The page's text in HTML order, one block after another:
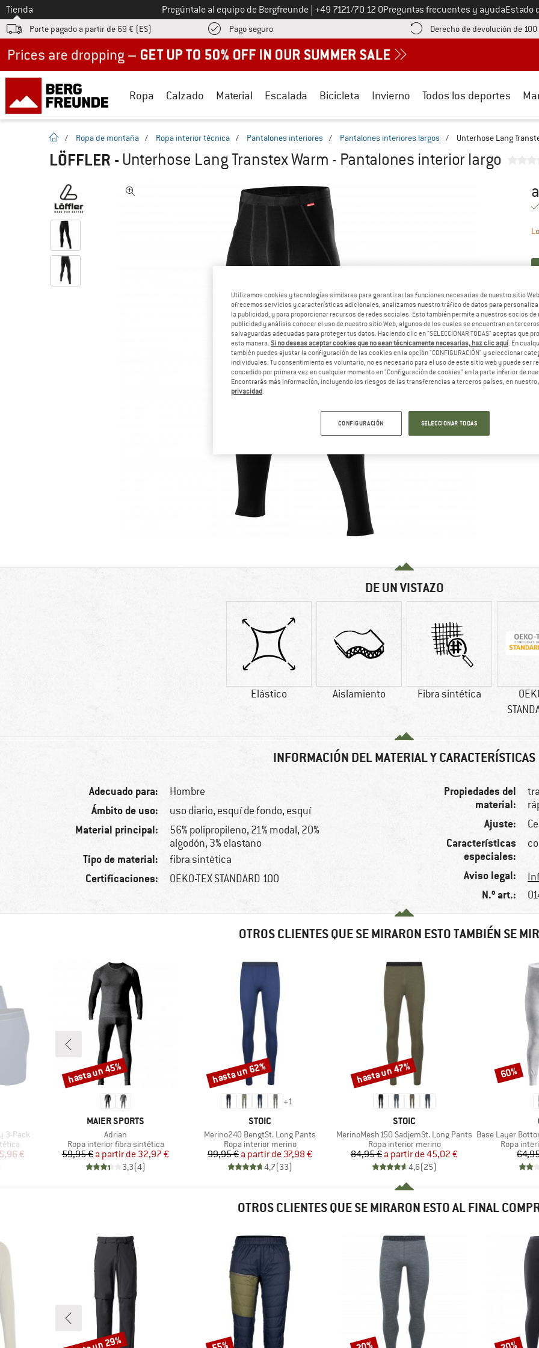
A la
Tienda Pregúntale al equipo de Bergfreunde Llámenos al
+49 7121/70 12 0Preguntas frecuentes y ayudaEstado
Porte pagado a partir de 69 € (ES) Pago seguro¡encuentre información sobre el pago aquí! Se abre en una ventana de
Derecho de devolución de
Ropa Calzado Material Escalada Bicicleta Invierno Todos los deportes
la pagina de inicio
/ Ropa de montaña / Ropa interior técnica / Pantalones interiores / Pantalones interiores largos / Unterhose Lang
LÖFFLER - Unterhose Lang Transtex Warm - Pantalones interior largo
DE UN VISTAZO
Elástico Aislamiento Fibra sintética
INFORMACIÓN DEL MATERIAL Y CARACTERÍSTICAS
Adecuado para: Hombre
Ámbito de uso: uso diario, esquí de fondo, esquí
Material principal:
56% polipropileno, 21% modal, 20%
algodón, 3% elastano
Tipo de material: fibra sintética
Certificaciones: OEKO-TEX STANDARD 100
Propiedades del
material:
Ajuste:
Características
especiales:
Aviso legal:
N.º art.:
OTROS CLIENTES QUE SE MIRARON ESTO TAMBIÉN SE
3-Pack
€
MARCA
MAIER SPORTS
Artículo
Adrian
Product group
Ropa interior fibra sintética
Precio
59,95 € Precio reducido
a partir de 32,97 €
3,3(4)
Descuento
hasta un 45%
+1
MARCA
STOIC
Artículo
Merino240 BengtSt. Long Pants
Product group
Ropa interior merino
Precio
99,95 € Precio reducido
a partir de 37,98 €
4,7(33)
Descuento
hasta un 62%
MARCA
STOIC
Artículo
MerinoMesh150 SadjemSt. Long Pants
Product group
Ropa interior merino
Precio
84,95 € Precio reducido
a partir de45,02 €
4,6(25)
Descuento
hasta un 47%
Artículo
Base Layer Bottom
Product
Ropa
Descuento
60%
OTROS CLIENTES QUE SE MIRARON ESTO AL FINAL
Descuento Descuento Descuento Descuento
Utilizamos cookies y tecnologías similares para garantizar las funciones necesarias de nuestro sitio
ofrecemos servicios y características adicionales, analizamos nuestro tráfico de datos para
la publicidad, y para proporcionar recursos de redes sociales. Esto también permite a nuestros socios de
publicidad y análisis conocer el uso de nuestro sitio Web, algunos de los cuales se encuentran en
salvaguardas adecuadas para proteger tus datos. Haciendo clic en "SELECCIONAR TODAS" aceptas que
esta manera. Si no deseas aceptar cookies que no sean técnicamente necesarias, haz clic aquí. En
también puedes ajustar la configuración de las cookies en la opción "CONFIGURACIÓN" y seleccionar
individuales. Tu consentimiento es voluntario, no es necesario para el uso de este sitio web y puede ser
concedido por primera vez en cualquier momento en "Configuración de cookies" en la parte inferior de
Encontrarás más información, incluyendo los riesgos de las transferencias a terceros países, en nuestro
privacidad.
CONFIGURACIÓN SELECCIONAR TODAS